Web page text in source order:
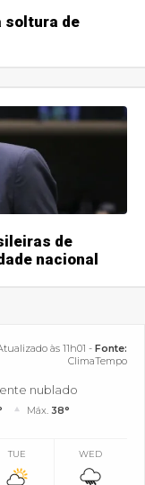
soltura de
de
nacional
às 11h01 - Fonte:
ClimaTempo
nublado
Máx. 38°
TUE WED